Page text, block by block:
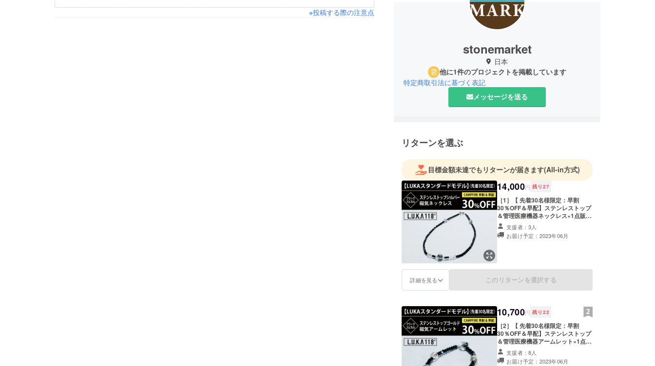
※投稿する際の注意点
stonemarket
日本
他に1件のプロジェクトを掲載しています
特定商取引法に基づく表記
メッセージを送る
リターンを選ぶ
目標金額未達でもリターンが届きます(All-in方式)
14,000円 残り 27
［1］【 先着30名様限定：早割
30％OFF＆早配】ステンレストップ
＆管理医療機器ネックレス×1点販売
予定価格￥20,300（税・送料込）の
ところ、CAMPFIRE支援者様限定
30％OFFの￥14,000（税・送料込）
頂下さい。 ■管理医療機器
225AGBZX00088A04 ※医家、医療
機器向けではございません。
支援者：3人
お届け予定：2023年06月
詳細を見る このリターンを選択する
10,700円 残り 22
［2］【 先着30名様限定：早割
30％OFF＆早配】ステンレストップ
＆管理医療機器アームレット×1点販
売予定価格￥15,350（税・送料込）
のところ、CAMPFIRE支援者様限定
支援者：8人
お届け予定：2023年06月